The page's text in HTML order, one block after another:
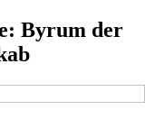
Byrum der